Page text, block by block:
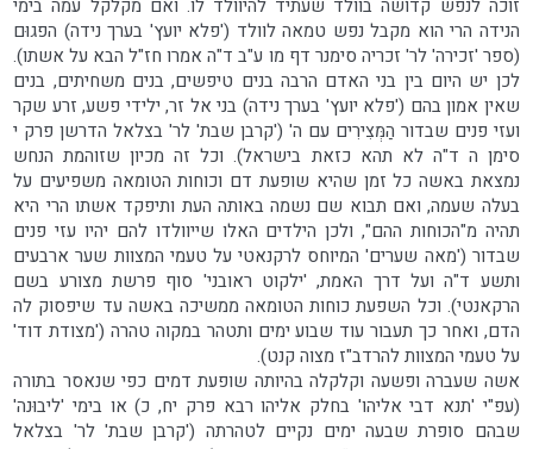
זוכה לנפש קדוֹשה בוולד שעתיד להיוולד לו. ואם מקלקל עמה בימי
הנידה הרי הוא מקבל נפש טמאה לוולד ('פלא יועץ' בערך נידה) הפגוּם
(ספר 'זכירה' לר' זכריה סימנר דף מו ע"ב ד"ה אמרו חז"ל הבא על אשתו).
לכן יש היום בין בני האדם הרבה בנים טיפשים, בנים משחיתים, בנים
שאין אמון בהם ('פלא יועץ' בערך נידה) בני אל זר, ילידי פשע, זרע שקר
ועזי פנים שבדור הַמְּצִירִים עם ה' ('קרבן שבת' לר' בצלאל הדרשן פרק י
סימן ה ד"ה לא תהא כזאת בישראל). וכל זה מכיון שזוהמת הנחש
נמצאת באשה כל זמן שהיא שופעת דם וכוחות הטומאה משפיעים על
בעלה שעמה, ואם תבוא שם נשמה באותה העת ותיפקד אשתו הרי היא
תהיה מ"הכוחות ההם", ולכן הילדים האלו שייוולדו להם יהיו עזי פנים
שבדור ('מאה שערים' המיוחס לרקנאטי על טעמי המצוות שער ארבעים
ותשע ד"ה ועל דרך האמת, 'ילקוט ראובני' סוף פרשת מצורע בשם
הרקאנטי). וכל השפעת כוחות הטומאה ממשיכה באשה עד שיפסוק לה
הדם, ואחר כך תעבור עוד שבוע ימים ותטהר במקוה טהרה ('מצודת דוד'
על טעמי המצוות להרדב"ז מצוה קנט).
אשה שעברה ופשעה וקלקלה בהיותה שופעת דמים כפי שנאסר בתורה
(עפ"י 'תנא דבי אליהו' בחלק אליהו רבא פרק יח, כ) או בימי 'ליבוּנה'
שבהם סופרת שבעה ימים נקיים לטהרתה ('קרבן שבת' לר' בצלאל